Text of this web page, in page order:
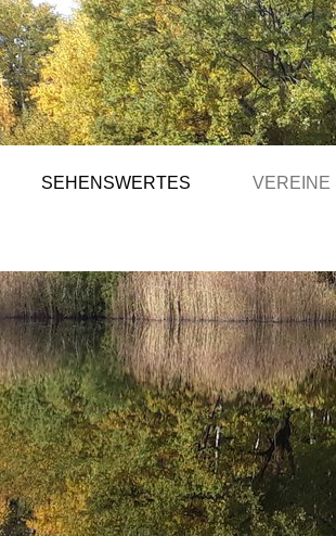
SEHENSWERTES VEREINE